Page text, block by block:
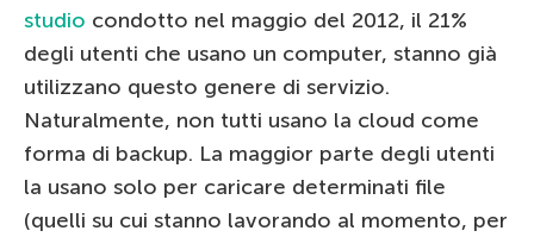
studio condotto nel maggio del 2012, il 21%
degli utenti che usano un computer, stanno già
utilizzano questo genere di servizio.
Naturalmente, non tutti usano la cloud come
forma di backup. La maggior parte degli utenti
la usano solo per caricare determinati file
(quelli su cui stanno lavorando al momento, per